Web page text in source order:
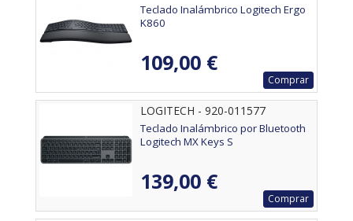
Teclado Inalámbrico Logitech Ergo
K860
109,00 €
Comprar
LOGITECH - 920-011577
Teclado Inalámbrico por Bluetooth
Logitech MX Keys S
139,00 €
Comprar